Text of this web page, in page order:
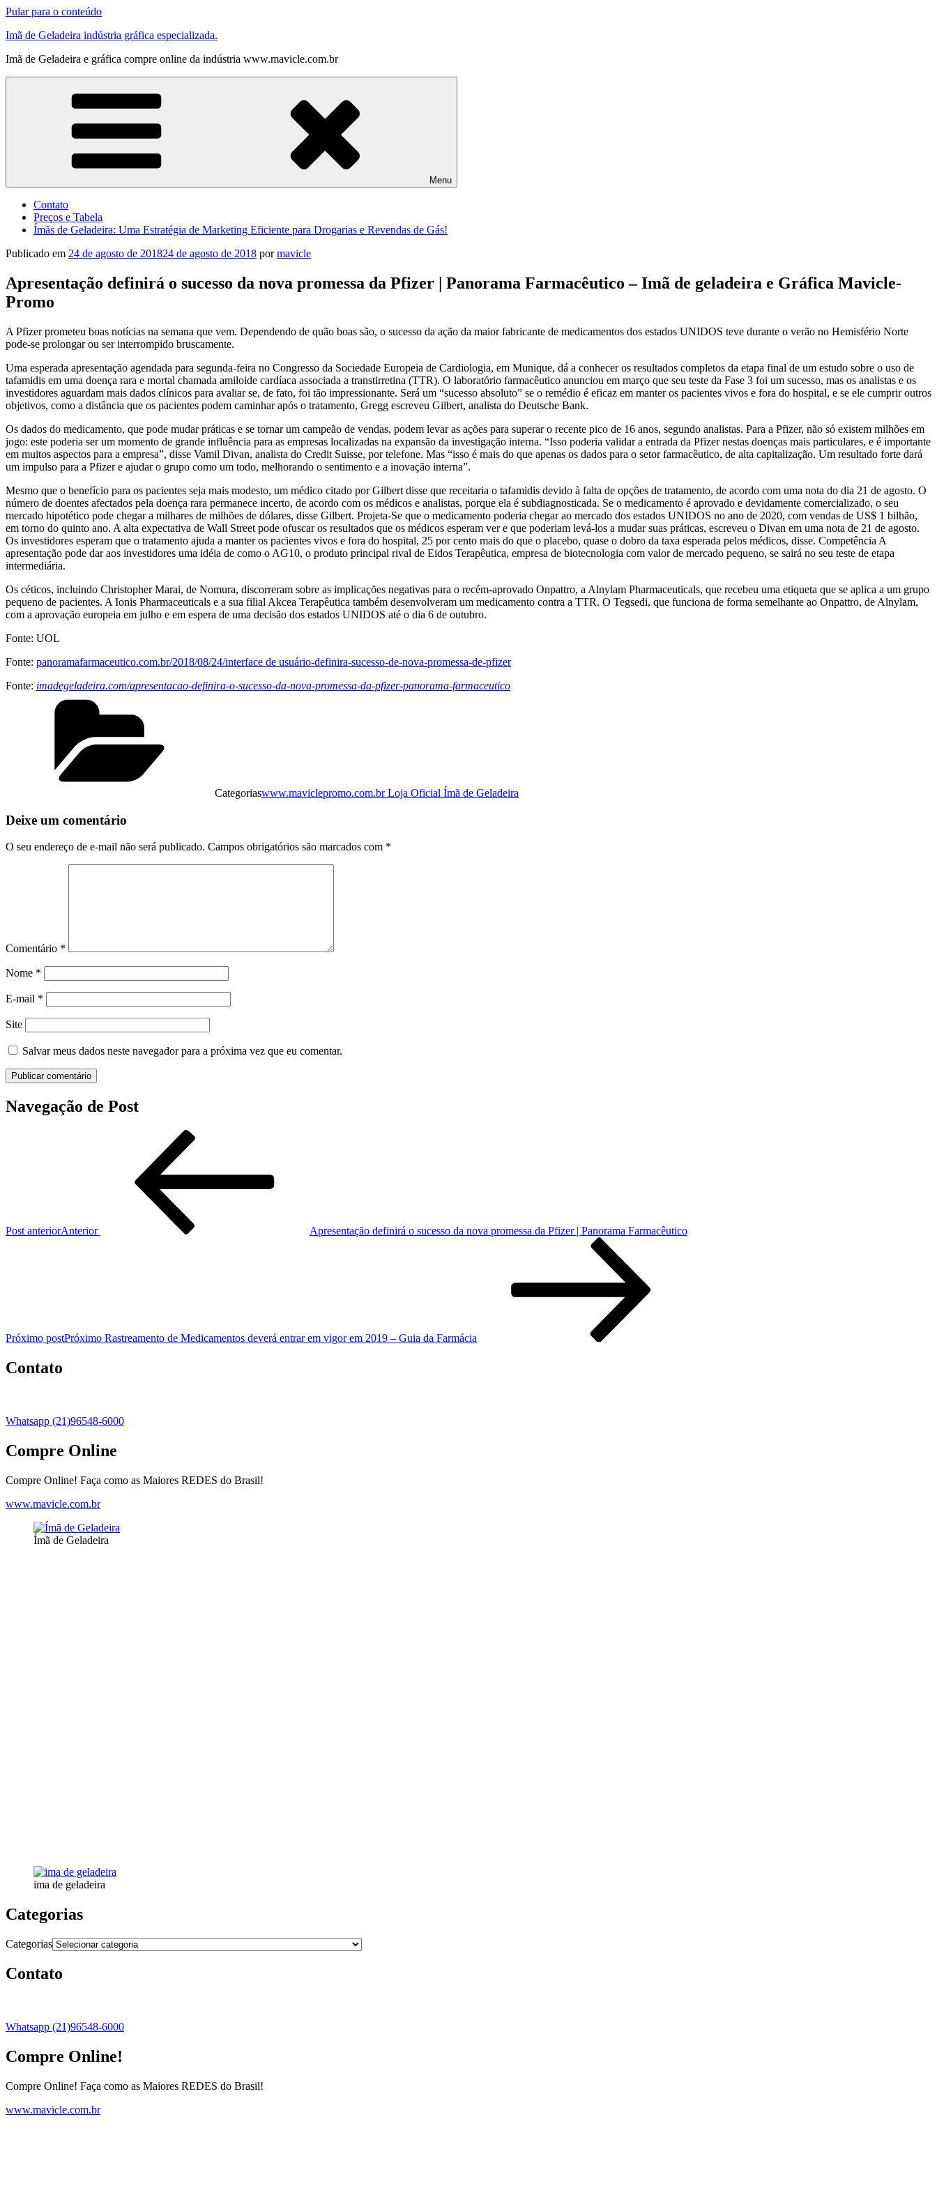
Pular para o conteúdo
Imã de Geladeira indústria gráfica especializada.
Imã de Geladeira e gráfica compre online da indústria www.mavicle.com.br
Menu
Contato
Preços e Tabela
Ímãs de Geladeira: Uma Estratégia de Marketing Eficiente para Drogarias e Revendas de Gás!
Publicado em 24 de agosto de 201824 de agosto de 2018 pormavicle
Apresentação definirá o sucesso da nova promessa da Pfizer | Panorama Farmacêutico – Imã de geladeira e Gráfica Mavicle-
Promo
A Pfizer prometeu boas notícias na semana que vem. Dependendo de quão boas são, o sucesso da ação da maior fabricante de medicamentos dos estados UNIDOS teve durante o verão no Hemisfério Norte
pode-se prolongar ou ser interrompido bruscamente.
Uma esperada apresentação agendada para segunda-feira no Congresso da Sociedade Europeia de Cardiologia, em Munique, dá a conhecer os resultados completos da etapa final de um estudo sobre o uso de
tafamidis em uma doença rara e mortal chamada amiloide cardíaca associada a transtirretina (TTR). O laboratório farmacêutico anunciou em março que seu teste da Fase 3 foi um sucesso, mas os analistas e os
investidores aguardam mais dados clínicos para avaliar se, de fato, foi tão impressionante. Será um “sucesso absoluto” se o remédio é eficaz em manter os pacientes vivos e fora do hospital, e se ele cumprir outros
objetivos, como a distância que os pacientes podem caminhar após o tratamento, Gregg escreveu Gilbert, analista do Deutsche Bank.
Os dados do medicamento, que pode mudar práticas e se tornar um campeão de vendas, podem levar as ações para superar o recente pico de 16 anos, segundo analistas. Para a Pfizer, não só existem milhões em
jogo: este poderia ser um momento de grande influência para as empresas localizadas na expansão da investigação interna. “Isso poderia validar a entrada da Pfizer nestas doenças mais particulares, e é importante
em muitos aspectos para a empresa”, disse Vamil Divan, analista do Credit Suisse, por telefone. Mas “isso é mais do que apenas os dados para o setor farmacêutico, de alta capitalização. Um resultado forte dará
um impulso para a Pfizer e ajudar o grupo como um todo, melhorando o sentimento e a inovação interna”.
Mesmo que o benefício para os pacientes seja mais modesto, um médico citado por Gilbert disse que receitaria o tafamidis devido à falta de opções de tratamento, de acordo com uma nota do dia 21 de agosto. O
número de doentes afectados pela doença rara permanece incerto, de acordo com os médicos e analistas, porque ela é subdiagnosticada. Se o medicamento é aprovado e devidamente comercializado, o seu
mercado hipotético pode chegar a milhares de milhões de dólares, disse Gilbert. Projeta-Se que o medicamento poderia chegar ao mercado dos estados UNIDOS no ano de 2020, com vendas de US$ 1 bilhão,
em torno do quinto ano. A alta expectativa de Wall Street pode ofuscar os resultados que os médicos esperam ver e que poderiam levá-los a mudar suas práticas, escreveu o Divan em uma nota de 21 de agosto.
Os investidores esperam que o tratamento ajuda a manter os pacientes vivos e fora do hospital, 25 por cento mais do que o placebo, quase o dobro da taxa esperada pelos médicos, disse. Competência A
apresentação pode dar aos investidores uma idéia de como o AG10, o produto principal rival de Eidos Terapêutica, empresa de biotecnologia com valor de mercado pequeno, se sairá no seu teste de etapa
intermediária.
Os céticos, incluindo Christopher Marai, de Nomura, discorreram sobre as implicações negativas para o recém-aprovado Onpattro, a Alnylam Pharmaceuticals, que recebeu uma etiqueta que se aplica a um grupo
pequeno de pacientes. A Ionis Pharmaceuticals e a sua filial Akcea Terapêutica também desenvolveram um medicamento contra a TTR. O Tegsedi, que funciona de forma semelhante ao Onpattro, de Alnylam,
com a aprovação europeia em julho e em espera de uma decisão dos estados UNIDOS até o dia 6 de outubro.
Fonte: UOL
Fonte: panoramafarmaceutico.com.br/2018/08/24/interface de usuário-definira-sucesso-de-nova-promessa-de-pfizer
Fonte: imadegeladeira.com/apresentacao-definira-o-sucesso-da-nova-promessa-da-pfizer-panorama-farmaceutico
Categoriaswww.maviclepromo.com.br Loja Oficial Ímã de Geladeira
Deixe um comentário
O seu endereço de e-mail não será publicado. Campos obrigatórios são marcados com *
Comentário *
Nome *
E-mail *
Site
Salvar meus dados neste navegador para a próxima vez que eu comentar.
Navegação de Post
Post anteriorAnterior Apresentação definirá o sucesso da nova promessa da Pfizer | Panorama Farmacêutico
Próximo postPróximo Rastreamento de Medicamentos deverá entrar em vigor em 2019 – Guia da Farmácia
Contato
Whatsapp (21)96548-6000
Compre Online
Compre Online! Faça como as Maiores REDES do Brasil!
www.mavicle.com.br
Ímã de Geladeira
ima de geladeira
Categorias
Categorias
Contato
Whatsapp (21)96548-6000
Compre Online!
Compre Online! Faça como as Maiores REDES do Brasil!
www.mavicle.com.br